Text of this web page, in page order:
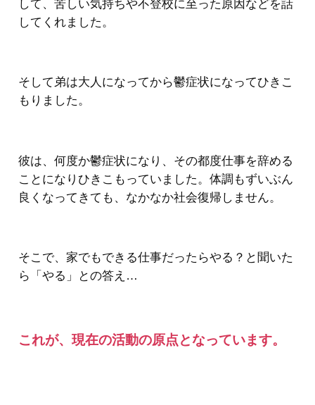
して、苦しい気持ちや不登校に至った原因などを話
してくれました。
そして弟は大人になってから鬱症状になってひきこ
もりました。
彼は、何度か鬱症状になり、その都度仕事を辞める
ことになりひきこもっていました。体調もずいぶん
良くなってきても、なかなか社会復帰しません。
そこで、家でもできる仕事だったらやる？と聞いた
ら「やる」との答え…
これが、現在の活動の原点となっています。